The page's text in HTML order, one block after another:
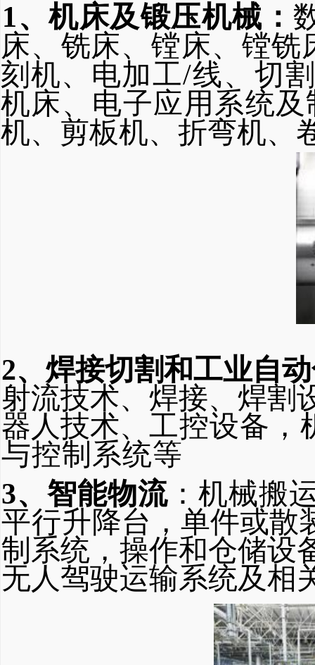
1、机床及锻压机械：
床、铣床、镗床、镗铣
刻机、电加工/线、切
机床、电子应用系统及
机、剪板机、折弯机、
2、焊接切割和工业自
射流技术、焊接、焊割
器人技术、 工控设备，
与控制 系统等
3、智能物流 ：机械搬
平行升降台，单件或散
制系统，操作和仓储设
无人驾驶运输系统及相